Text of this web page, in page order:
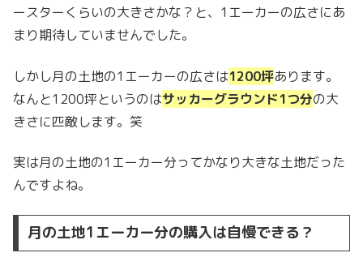
ースターくらいの大きさかな？と、1エーカーの広さにあ
まり期待していませんでした。
しかし月の土地の1エーカーの広さは1200坪あります。
なんと1200坪というのはサッカーグラウンド1つ分の大
きさに匹敵します。笑
実は月の土地の1エーカー分ってかなり大きな土地だった
んですよね。
月の土地1エーカー分の購入は自慢できる？